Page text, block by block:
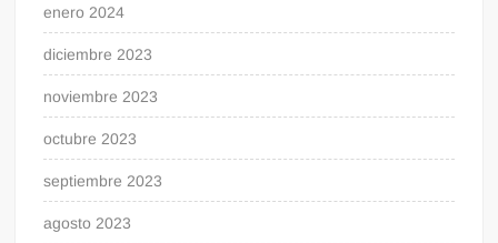
enero 2024
diciembre 2023
noviembre 2023
octubre 2023
septiembre 2023
agosto 2023